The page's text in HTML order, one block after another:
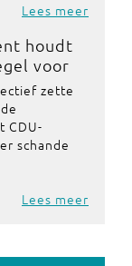
Lees meer
houdt
voor
zette
CDU-
schande
Lees meer